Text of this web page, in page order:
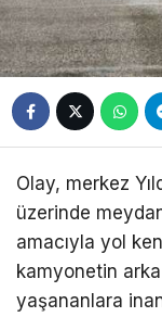
Olay, merkez
üzerinde
amacıyla yol
kamyonetin
yaşananlara